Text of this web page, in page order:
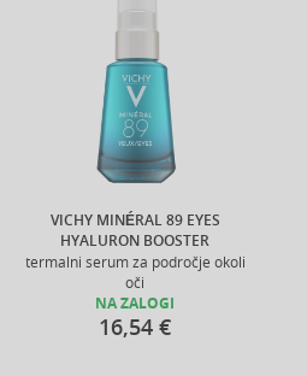
VICHY MINÉRAL 89 EYES
HYALURON BOOSTER
termalni serum za področje okoli
oči
NA ZALOGI
16,54 €